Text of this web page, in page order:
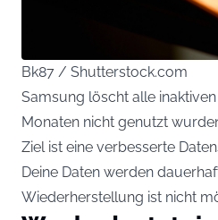
Bk87 / Shutterstock.com
Samsung löscht alle
Monaten nicht genutzt
Ziel ist eine verbesserte
Deine Daten werden
Wiederherstellung ist nicht